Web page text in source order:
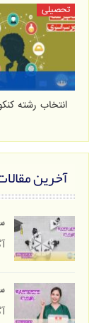
تحصیلی
انتخاب رشته
آخرین